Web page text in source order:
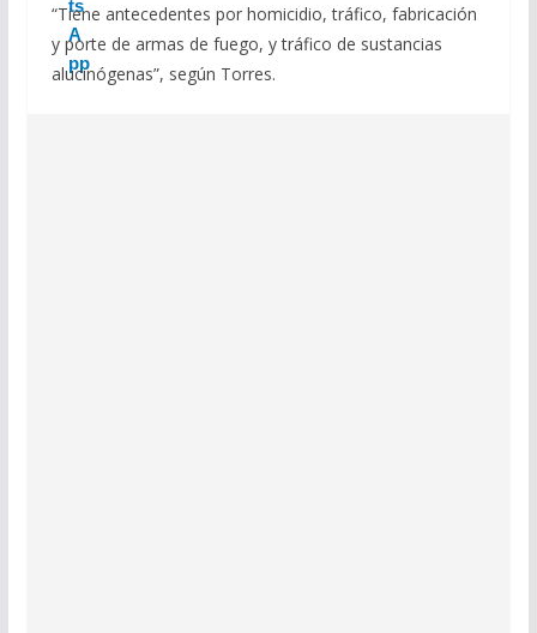
“Tiene antecedentes por homicidio, tráfico, fabricación
y porte de armas de fuego, y tráfico de sustancias
alucinógenas”, según Torres.